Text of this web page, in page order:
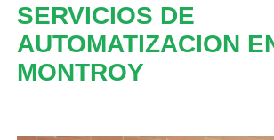
SERVICIOS DE
AUTOMATIZACION
MONTROY